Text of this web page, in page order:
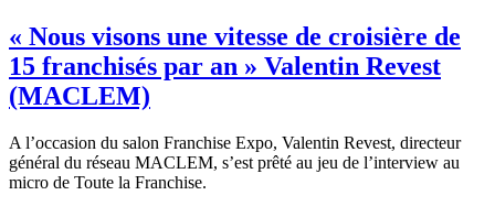
« Nous visons une vitesse de croisière de
15 franchisés par an » Valentin Revest
(MACLEM)
A l’occasion du salon Franchise Expo, Valentin Revest, directeur
général du réseau MACLEM, s’est prêté au jeu de l’interview au
micro de Toute la Franchise.